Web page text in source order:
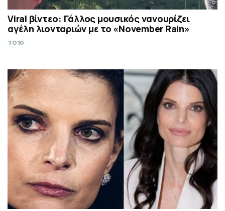
Viral βίντεο: Γάλλος μουσικός νανουρίζει
αγέλη λιονταριών με το «November Rain»
TO10